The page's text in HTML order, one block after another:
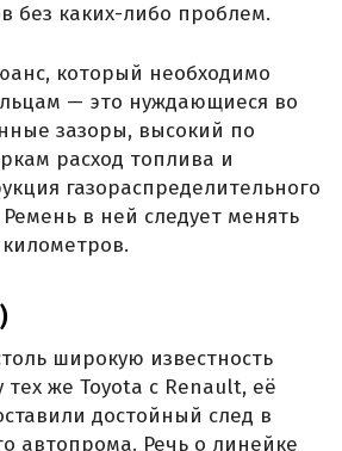
без каких-либо проблем.
который необходимо
— это нуждающиеся во
зазоры, высокий по
расход топлива и
газораспределительного
в ней следует менять
широкую известность
тех же Toyota с Renault, её
достойный след в
автопрома. Речь о линейке